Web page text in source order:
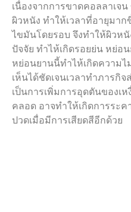
เนื่องจากการขาดคอลลาเจ
ผิวหนัง ทำให้เวลาที่อายุมา
ไขมันโดยรอบ จึงทำให้ผิวห
ปัจจัย ทำไห้เกิดรอยย่น หย่อ
หย่อนยานนี้ทำไห้เกิดความไ
เห็นได้ชัดเจนเวลาทำภารกิ
เป็นการเพิ่มการอุดตันของเ
คลอด อาจทำให้เกิดการระค
ปวดเมื่อมีการเสียดสีอีกด้วย